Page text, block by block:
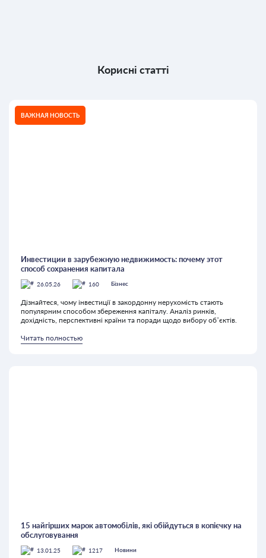
Корисні статті
ВАЖНАЯ НОВОСТЬ
Инвестиции в зарубежную недвижимость: почему этот
способ сохранения капитала
26.05.26 160 Бізнес
Дізнайтеся, чому інвестиції в закордонну нерухомість стають
популярним способом збереження капіталу. Аналіз ринків,
дохідність, перспективні країни та поради щодо вибору об’єктів.
Читать полностью
15 найгірших марок автомобілів, які обійдуться в копієчку на
обслуговування
13.01.25 1217 Новини